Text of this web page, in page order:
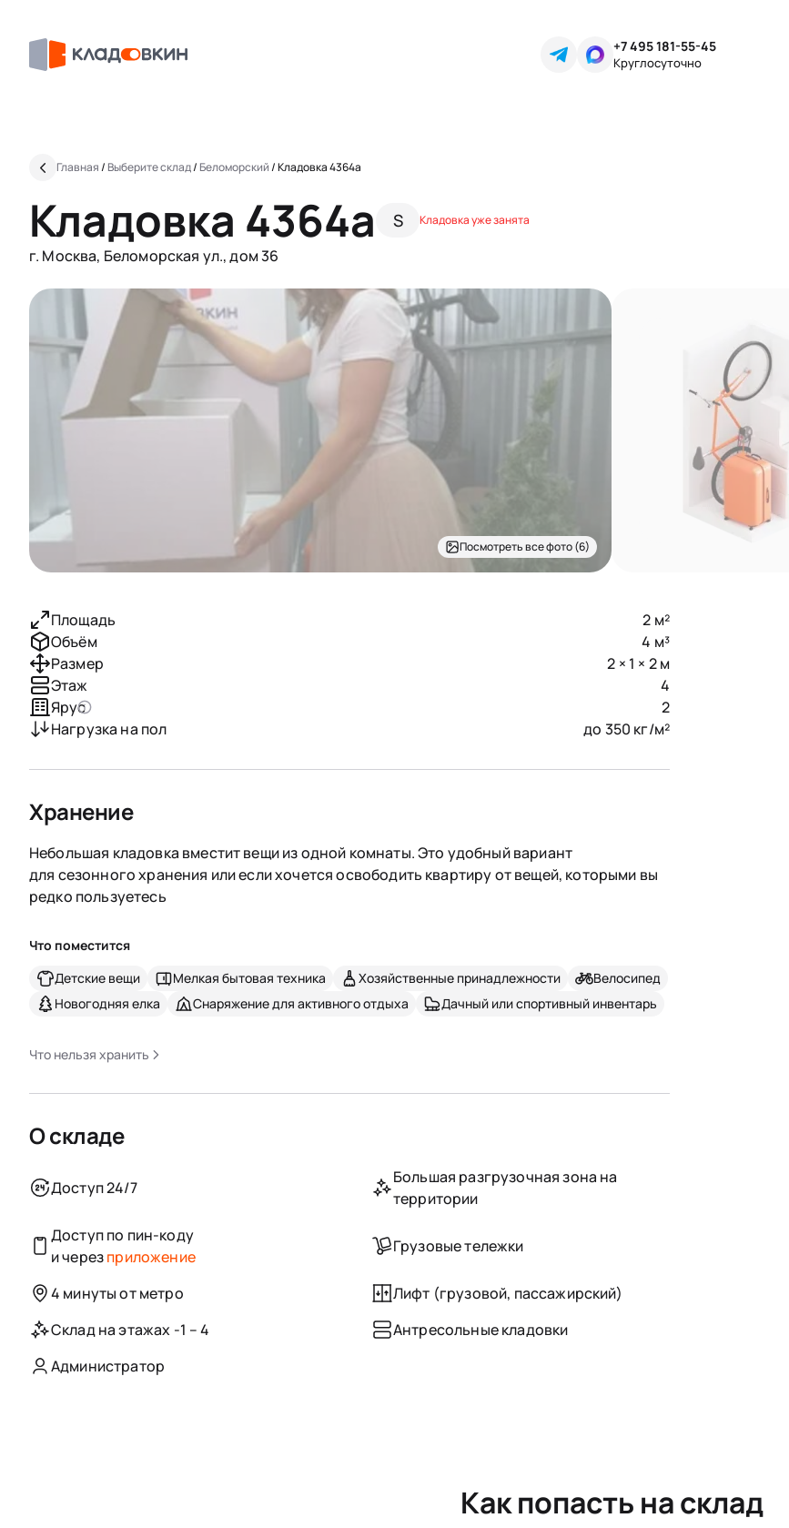
+7 495 181-55-45
Круглосуточно
Главная/ Выберите склад/ Беломорский/Кладовка 4364a
Кладовка 4364a S Кладовка уже занята
г. Москва, Беломорская ул., дом 36
Посмотреть все фото (6)
Площадь
2 м²
Объём
4 м³
Размер
2 × 1 × 2 м
Этаж
4
Ярус
2
Нагрузка на пол
до 350 кг/м²
Хранение
Небольшая кладовка вместит вещи из одной комнаты. Это удобный вариант
для сезонного хранения или если хочется освободить квартиру от вещей, которыми вы
редко пользуетесь
Что поместится
Детские вещи
Мелкая бытовая техника Хозяйственные принадлежности
Велосипед
Новогодняя елка
Снаряжение для активного отдыха Дачный или спортивный инвентарь
Что нельзя хранить
О складе
Доступ 24/7
Большая разгрузочная зона на
территории
Доступ по пин-коду
и черезприложение
Грузовые тележки
4 минуты от метро
Лифт (грузовой, пассажирский)
Склад на этажах -1 – 4
Антресольные кладовки
Администратор
Как попасть на склад